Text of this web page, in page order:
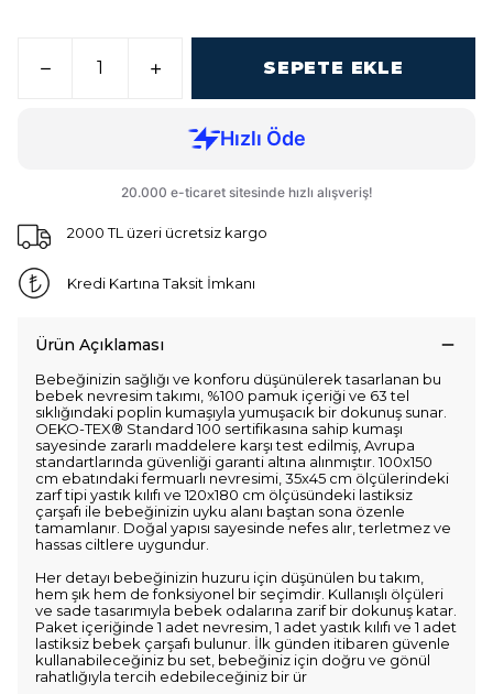
SEPETE EKLE
2000 TL üzeri ücretsiz kargo
Kredi Kartına Taksit İmkanı
Ürün Açıklaması
Bebeğinizin sağlığı ve konforu düşünülerek tasarlanan bu
bebek nevresim takımı, %100 pamuk içeriği ve 63 tel
sıklığındaki poplin kumaşıyla yumuşacık bir dokunuş sunar.
OEKO-TEX® Standard 100 sertifikasına sahip kumaşı
sayesinde zararlı maddelere karşı test edilmiş, Avrupa
standartlarında güvenliği garanti altına alınmıştır. 100x150
cm ebatındaki fermuarlı nevresimi, 35x45 cm ölçülerindeki
zarf tipi yastık kılıfı ve 120x180 cm ölçüsündeki lastiksiz
çarşafı ile bebeğinizin uyku alanı baştan sona özenle
tamamlanır. Doğal yapısı sayesinde nefes alır, terletmez ve
hassas ciltlere uygundur.
Her detayı bebeğinizin huzuru için düşünülen bu takım,
hem şık hem de fonksiyonel bir seçimdir. Kullanışlı ölçüleri
ve sade tasarımıyla bebek odalarına zarif bir dokunuş katar.
Paket içeriğinde 1 adet nevresim, 1 adet yastık kılıfı ve 1 adet
lastiksiz bebek çarşafı bulunur. İlk günden itibaren güvenle
kullanabileceğiniz bu set, bebeğiniz için doğru ve gönül
rahatlığıyla tercih edebileceğiniz bir ür